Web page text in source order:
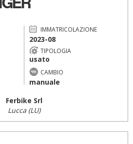
IMMATRICOLAZIONE
2023-08
TIPOLOGIA
usato
CAMBIO
manuale
Ferbike Srl
Lucca (LU)